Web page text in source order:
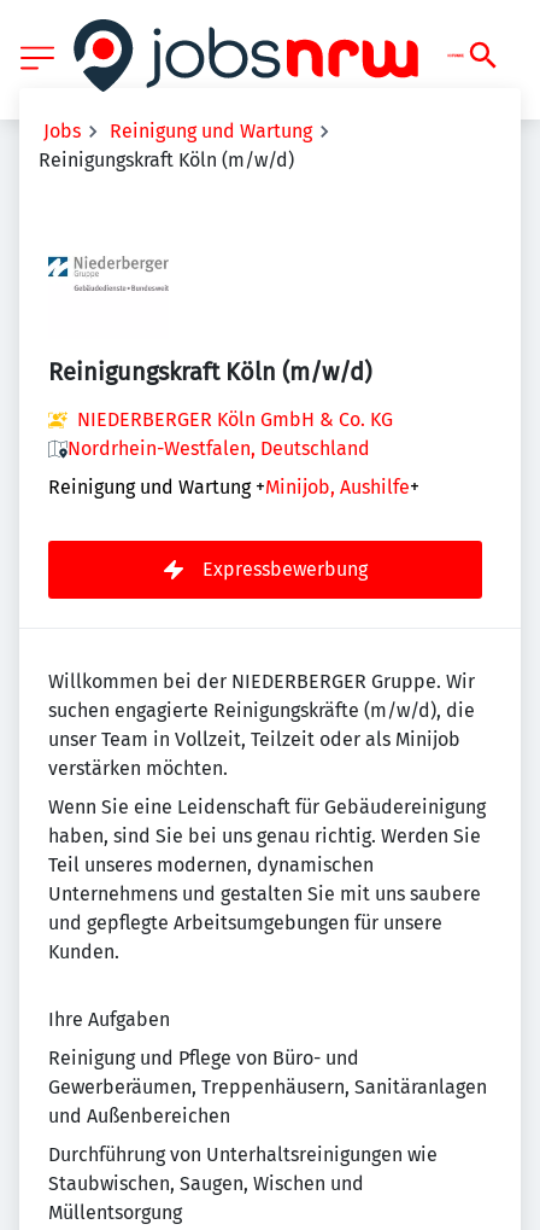
Jobs
Reinigung und Wartung
Reinigungskraft Köln (m/w/d)
Reinigungskraft Köln (m/w/d)
NIEDERBERGER Köln GmbH & Co. KG
Nordrhein-Westfalen, Deutschland
Reinigung und Wartung +Minijob, Aushilfe+
Expressbewerbung
Willkommen bei der NIEDERBERGER Gruppe. Wir
suchen engagierte Reinigungskräfte (m/w/d), die
unser Team in Vollzeit, Teilzeit oder als Minijob
verstärken möchten.
Wenn Sie eine Leidenschaft für Gebäudereinigung
haben, sind Sie bei uns genau richtig. Werden Sie
Teil unseres modernen, dynamischen
Unternehmens und gestalten Sie mit uns saubere
und gepflegte Arbeitsumgebungen für unsere
Kunden.
Ihre Aufgaben
Reinigung und Pflege von Büro- und
Gewerberäumen, Treppenhäusern, Sanitäranlagen
und Außenbereichen
Durchführung von Unterhaltsreinigungen wie
Staubwischen, Saugen, Wischen und
Müllentsorgung